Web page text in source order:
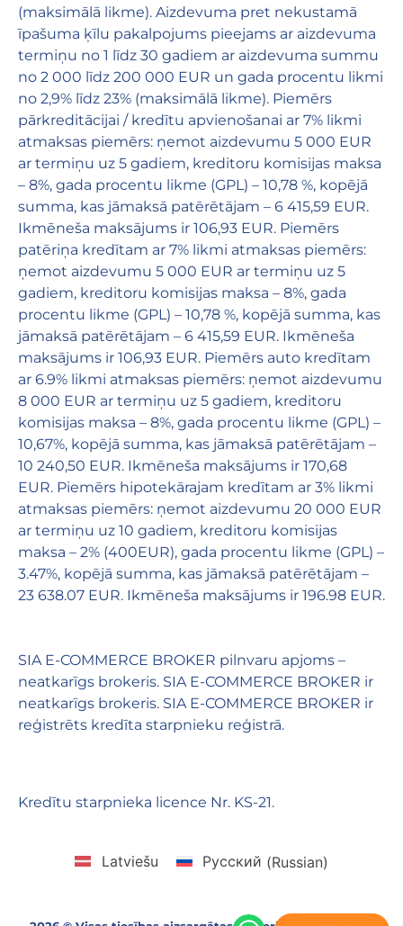
(maksimālā likme). Aizdevuma pret nekustamā
īpašuma ķīlu pakalpojums pieejams ar aizdevuma
termiņu no 1 līdz 30 gadiem ar aizdevuma summu
no 2 000 līdz 200 000 EUR un gada procentu likmi
no 2,9% līdz 23% (maksimālā likme). Piemērs
pārkreditācijai / kredītu apvienošanai ar 7% likmi
atmaksas piemērs: ņemot aizdevumu 5 000 EUR
ar termiņu uz 5 gadiem, kreditoru komisijas maksa
– 8%, gada procentu likme (GPL) – 10,78 %, kopējā
summa, kas jāmaksā patērētājam – 6 415,59 EUR.
Ikmēneša maksājums ir 106,93 EUR. Piemērs
patēriņa kredītam ar 7% likmi atmaksas piemērs:
ņemot aizdevumu 5 000 EUR ar termiņu uz 5
gadiem, kreditoru komisijas maksa – 8%, gada
procentu likme (GPL) – 10,78 %, kopējā summa, kas
jāmaksā patērētājam – 6 415,59 EUR. Ikmēneša
maksājums ir 106,93 EUR. Piemērs auto kredītam
ar 6.9% likmi atmaksas piemērs: ņemot aizdevumu
8 000 EUR ar termiņu uz 5 gadiem, kreditoru
komisijas maksa – 8%, gada procentu likme (GPL) –
10,67%, kopējā summa, kas jāmaksā patērētājam –
10 240,50 EUR. Ikmēneša maksājums ir 170,68
EUR. Piemērs hipotekārajam kredītam ar 3% likmi
atmaksas piemērs: ņemot aizdevumu 20 000 EUR
ar termiņu uz 10 gadiem, kreditoru komisijas
maksa – 2% (400EUR), gada procentu likme (GPL) –
3.47%, kopējā summa, kas jāmaksā patērētājam –
23 638.07 EUR. Ikmēneša maksājums ir 196.98 EUR.
SIA E-COMMERCE BROKER pilnvaru apjoms –
neatkarīgs brokeris. SIA E-COMMERCE BROKER ir
neatkarīgs brokeris. SIA E-COMMERCE BROKER ir
reģistrēts kredīta starpnieku reģistrā.
Kredītu starpnieka licence Nr. KS-21.
Latviešu Русский (Russian)